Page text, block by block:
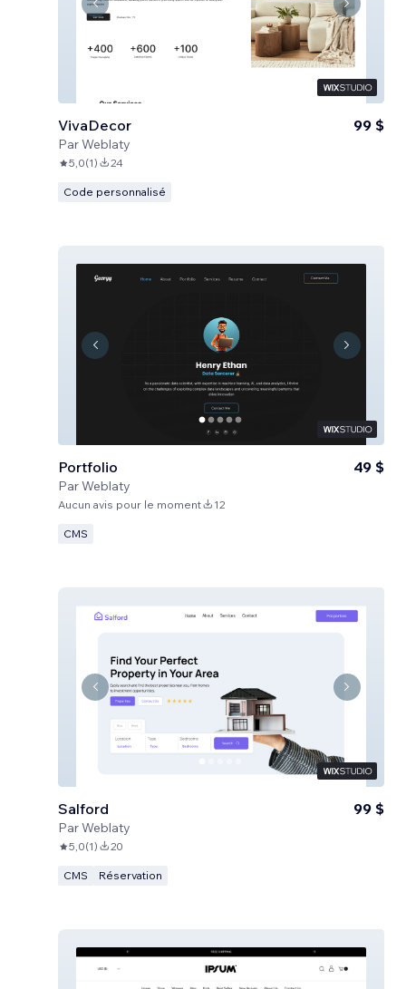
VivaDecor
ParWeblaty
99 $
5,0(1) 24
Code personnalisé
Portfolio
ParWeblaty
49 $
Aucun avis pour le moment 12
CMS
Salford
ParWeblaty
99 $
5,0(1) 20
CMS Réservation